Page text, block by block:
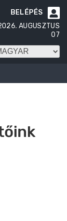

BELÉPÉS
AUGUSZTUS
07